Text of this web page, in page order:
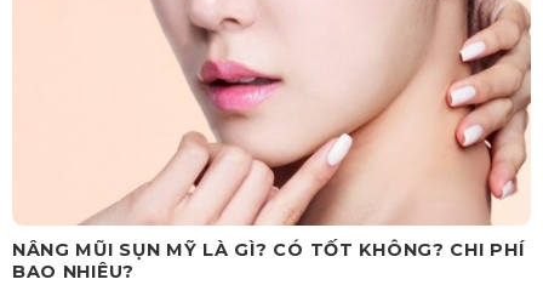
NÂNG MŨI SỤN MỸ LÀ GÌ? CÓ TỐT KHÔNG? CHI PHÍ
BAO NHIÊU?